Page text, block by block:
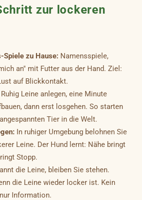
zur lockeren
zu Hause: Namensspiele,
an" mit Futter aus der Hand. Ziel:
auf Blickkontakt.
Ruhig Leine anlegen, eine Minute
dann erst losgehen. So starten
Tier in die Welt.
In ruhiger Umgebung belohnen Sie
Leine. Der Hund lernt: Nähe bringt
Stopp.
die Leine, bleiben Sie stehen.
die Leine wieder locker ist. Kein
Information.